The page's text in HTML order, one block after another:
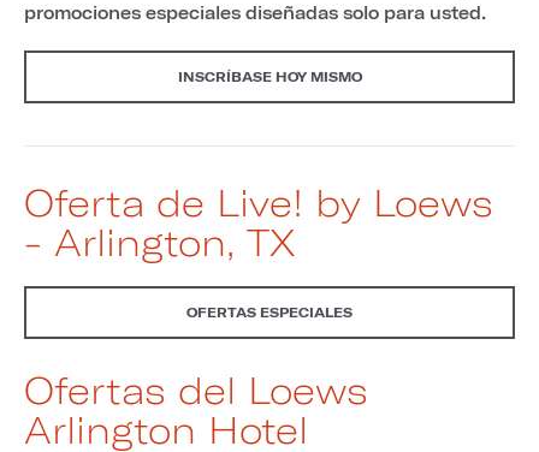
promociones especiales diseñadas solo para usted.
INSCRÍBASE HOY MISMO
Oferta de Live! by Loews
- Arlington, TX
OFERTAS ESPECIALES
Ofertas del Loews
Arlington Hotel